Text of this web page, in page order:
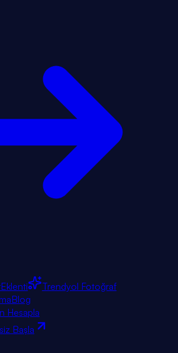
Eklenti
Trendyol Fotoğraf
Blog
Hesapla
Başla